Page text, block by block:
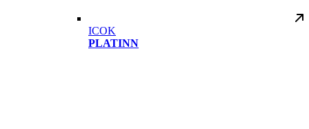
ICOK
PLATINN